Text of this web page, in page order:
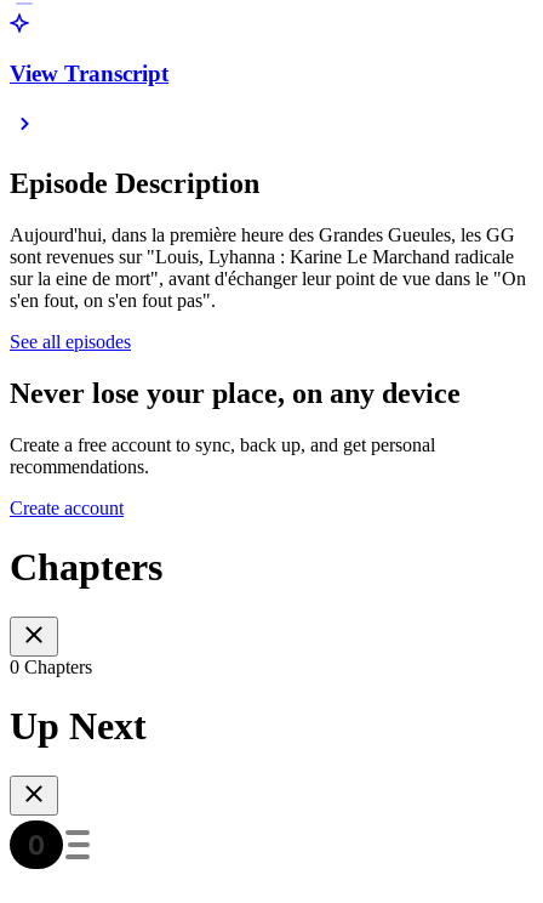
View Transcript
Episode Description
Aujourd'hui, dans la première heure des Grandes Gueules, les GG
sont revenues sur "Louis, Lyhanna : Karine Le Marchand radicale
sur la eine de mort", avant d'échanger leur point de vue dans le "On
s'en fout, on s'en fout pas".
See all episodes
Never lose your place, on any device
Create a free account to sync, back up, and get personal
recommendations.
Create account
Chapters
0 Chapters
Up Next